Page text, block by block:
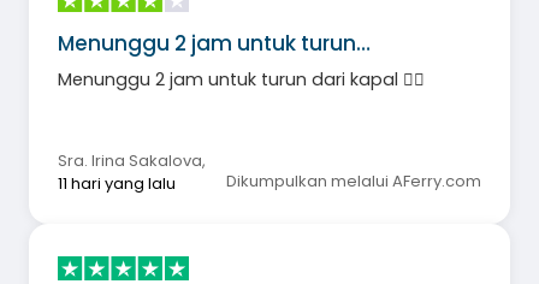
Menunggu 2 jam untuk turun…
Menunggu 2 jam untuk turun dari kapal 🤦‍♀️
Sra. Irina Sakalova,
11 hari yang lalu
Dikumpulkan melalui AFerry.com